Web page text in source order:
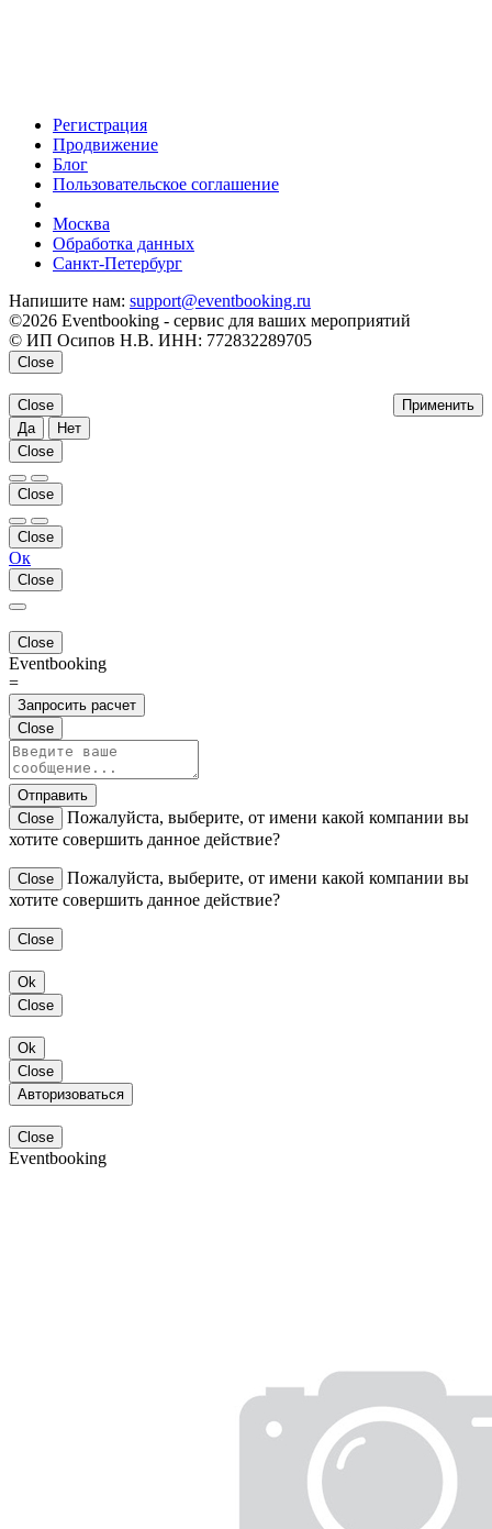
Регистрация
Продвижение
Блог
Пользовательское соглашение
Москва
Обработка данных
Санкт-Петербург
Напишите нам: support@eventbooking.ru
©2026 Eventbooking - сервис для ваших мероприятий
© ИП Осипов Н.В. ИНН: 772832289705
Close
Применить
Close
Да
Нет
Close
Close
Close
Ок
Close
Close
Eventbooking
=
Запросить расчет
Close
Отправить
Close
Пожалуйста, выберите, от имени какой компании вы
хотите совершить данное действие?
Close
Пожалуйста, выберите, от имени какой компании вы
хотите совершить данное действие?
Close
Ok
Close
Ok
Close
Авторизоваться
Close
Eventbooking